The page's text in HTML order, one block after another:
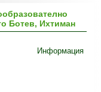
Ботев, Ихтиман
Информация